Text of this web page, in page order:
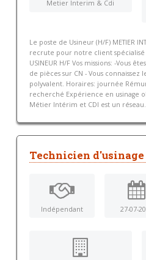
Metier Interim & Cdi
Le poste de Usineur (H/F) METIER
recrute pour notre client spécialisé
USINEUR H/F Vos missions: -Vous
de pièces sur CN - Vous connaissez
polyvalent. Horaires: journée
recherché Expérience en usinage
Métier Intérim et CDI est un
Technicien d'usinage
Indépendant 27-07-